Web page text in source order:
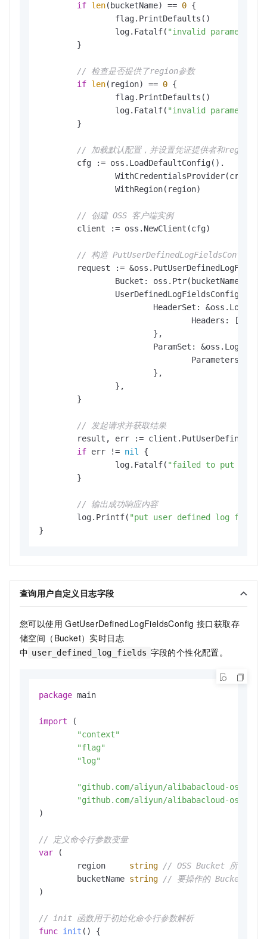
if len(bucketName) == 0 {
		log.Fatalf(
"invalid parameters,
// 检查是否提供了region参数
if len(region) == 0 {
		log.Fatalf(
"invalid
// 加载默认配置，并设置凭证提供者和region
// 创建 OSS 客户端实例
// 构造 PutUserDefinedLogFieldsConfig 请
		Bucket: oss.Ptr(bucketName),
				Headers: []
				Parameters: []
// 发起请求并获取结果
if err != nil
{
		log.Fatalf(
"failed to put user
// 输出成功响应内容
	log.Printf(
"put user defined log fields
查询用户自定义日志字段
您可以使用 GetUserDefinedLogFieldsConfig 接口获取存
储空间（Bucket）实时日志
中 user_defined_log_fields 字段的个性化配置。
package main
import (
"context"
"flag"
"log"
"github.com/aliyun/alibabacloud-oss-go-
"github.com/aliyun/alibabacloud-oss-
)
// 定义命令行参数变量
var (
	region
string // OSS Bucket 所在区域
	bucketName
string // 要操作的 Bucket 名称
)
// init 函数用于初始化命令行参数解析
func init () {